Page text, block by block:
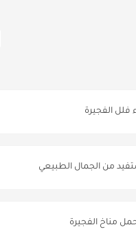
فلل الفجيرة
من الجمال الطبيعي
مناخ الفجيرة